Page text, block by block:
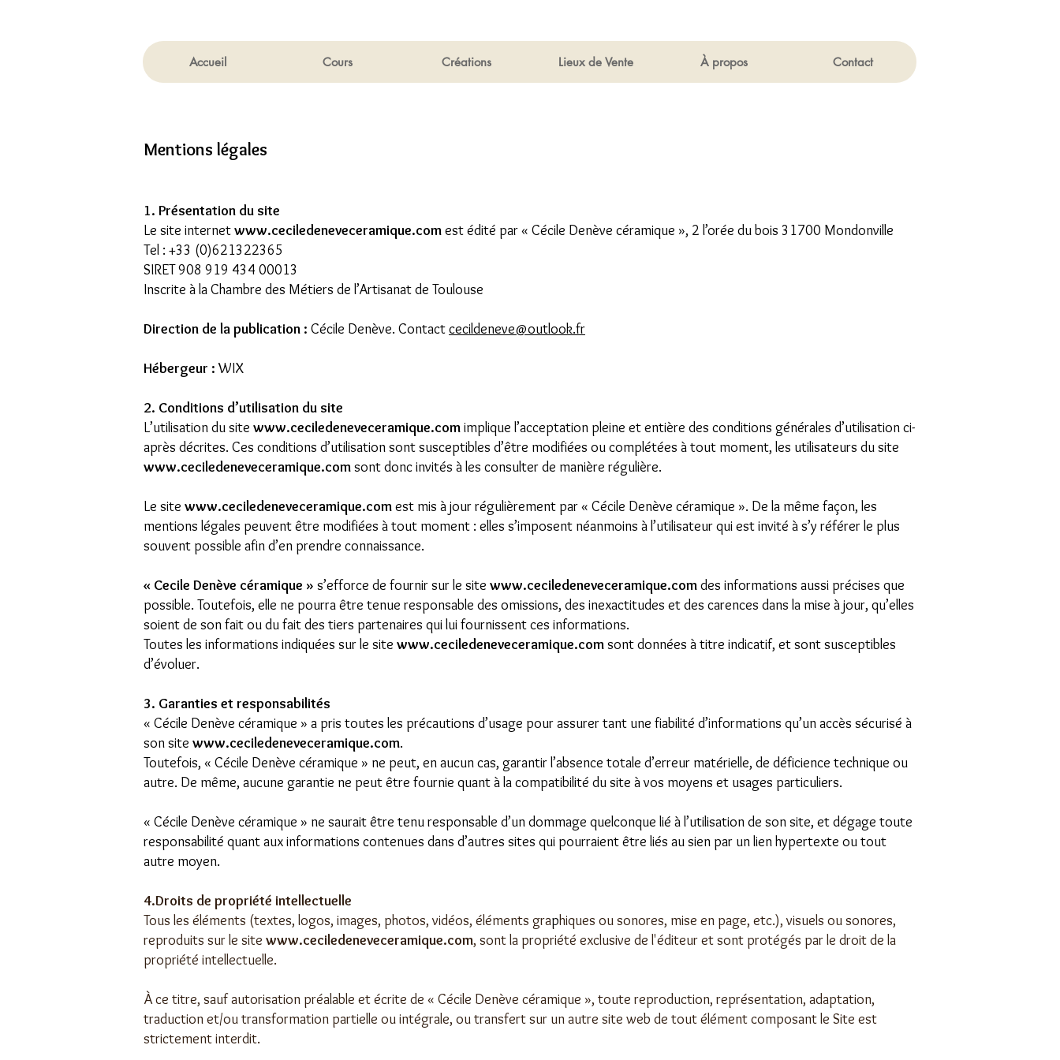
Accueil Cours Créations Lieux de Vente À propos Contact
Mentions légales
1. Présentation du site
Le site internetwww.ceciledeneveceramique.comest édité par « Cécile Denève céramique », 2 l’orée du bois 31700 Mondonville
Tel : +33 (0)621322365
SIRET 908 919 434 00013
Inscrite à la Chambre des Métiers de l’Artisanat de Toulouse
Direction de la publication : Cécile Denève. Contactcecildeneve@outlook.fr
Hébergeur :WIX
2. Conditions d’utilisation du site
L’utilisation du site www.ceciledeneveceramique.comimplique l’acceptation pleine et entière des conditions générales d’utilisation ci-
après décrites. Ces conditions d’utilisation sont susceptibles d’être modifiées ou complétées à tout moment, les utilisateurs du site
www.ceciledeneveceramique.comsont donc invités à les consulter de manière régulière.
Le site www.ceciledeneveceramique.comest mis à jour régulièrement par « Cécile Denève céramique ». De la même façon, les
mentions légales peuvent être modifiées à tout moment : elles s’imposent néanmoins à l’utilisateur qui est invité à s’y référer le plus
souvent possible afin d’en prendre connaissance.
« Cecile Denève céramique » s’efforce de fournir sur le site www.ceciledeneveceramique.comdes informations aussi précises que
possible. Toutefois, elle ne pourra être tenue responsable des omissions, des inexactitudes et des carences dans la mise à jour, qu’elles
soient de son fait ou du fait des tiers partenaires qui lui fournissent ces informations.
Toutes les informations indiquées sur le site www.ceciledeneveceramique.comsont données à titre indicatif, et sont susceptibles
d’évoluer.
3. Garanties et responsabilités
« Cécile Denève céramique » a pris toutes les précautions d’usage pour assurer tant une fiabilité d’informations qu’un accès sécurisé à
son site www.ceciledeneveceramique.com.
Toutefois, « Cécile Denève céramique » ne peut, en aucun cas, garantir l’absence totale d’erreur matérielle, de déficience technique ou
autre. De même, aucune garantie ne peut être fournie quant à la compatibilité du site à vos moyens et usages particuliers.
« Cécile Denève céramique » ne saurait être tenu responsable d’un dommage quelconque lié à l’utilisation de son site, et dégage toute
responsabilité quant aux informations contenues dans d’autres sites qui pourraient être liés au sien par un lien hypertexte ou tout
autre moyen.
4.Droits de propriété intellectuelle
Tous les éléments (textes, logos, images, photos, vidéos, éléments graphiques ou sonores, mise en page, etc.), visuels ou sonores,
reproduits sur le site www.ceciledeneveceramique.com, sont la propriété exclusive de l'éditeur et sont protégés par le droit de la
propriété intellectuelle.
À ce titre, sauf autorisation préalable et écrite de « Cécile Denève céramique », toute reproduction, représentation, adaptation,
traduction et/ou transformation partielle ou intégrale, ou transfert sur un autre site web de tout élément composant le Site est
strictement interdit.